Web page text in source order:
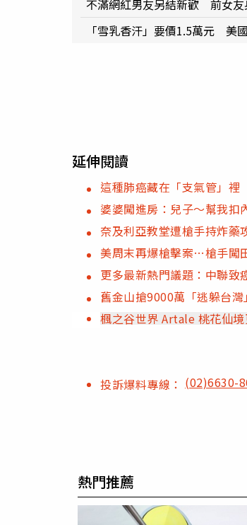
不滿網紅男友另結新歡 前女友
「雪乳香汗」要價1.5萬元 美
延伸閱讀
這種肺癌藏在「支氣管」
婆婆闖進房：兒子～幫我
奈及利亞教堂遭槍手持炸
美周末再爆槍擊案…槍手闖
更多最新熱門議題：中聯致
舊金山搶9000萬「逃躲台
楓之谷世界 Artale 桃花仙境
投訴爆料專線： (02)6630-
熱門推薦